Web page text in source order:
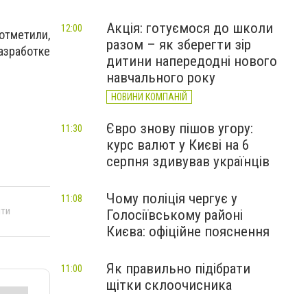
Акція: готуємося до школи
разом – як зберегти зір
дитини напередодні нового
навчального року
НОВИНИ КОМПАНІЙ
12:00
Євро знову пішов угору:
курс валют у Києві на 6
серпня здивував українців
11:30
Чому поліція чергує у
Голосіївському районі
Києва: офіційне пояснення
11:08
Як правильно підібрати
щітки склоочисника
11:00